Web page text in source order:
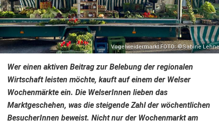
Vogelweidermarkt FOTO: ©Sabine
Wer einen aktiven Beitrag zur Belebung der regionalen
Wirtschaft leisten möchte, kauft auf einem der Welser
Wochenmärkte ein. Die WelserInnen lieben das
Marktgeschehen, was die steigende Zahl der wöchentlichen
BesucherInnen beweist. Nicht nur der Wochenmarkt am